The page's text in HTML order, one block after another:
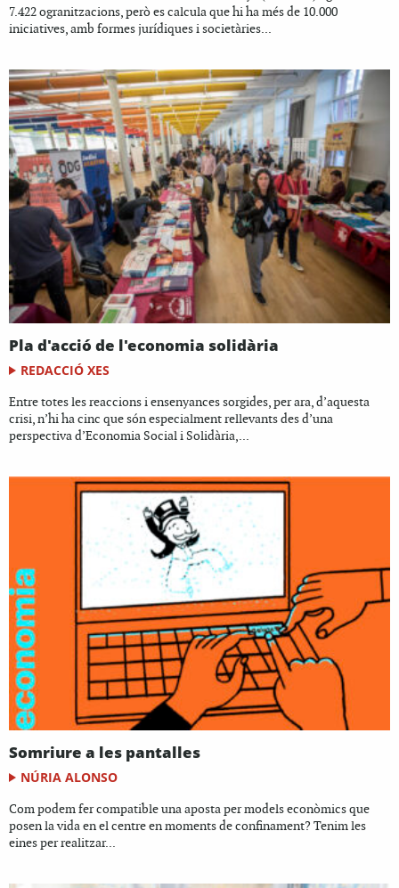
7.422 ogranitzacions, però es calcula que hi ha més de 10.000
iniciatives, amb formes jurídiques i societàries...
Pla d'acció de l'economia solidària
REDACCIÓ XES
Entre totes les reaccions i ensenyances sorgides, per ara, d’aquesta
crisi, n’hi ha cinc que són especialment rellevants des d’una
perspectiva d’Economia Social i Solidària,...
Somriure a les pantalles
NÚRIA ALONSO
Com podem fer compatible una aposta per models econòmics que
posen la vida en el centre en moments de confinament? Tenim les
eines per realitzar...